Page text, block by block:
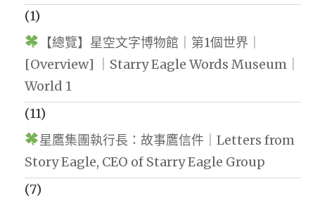
(1)
【總覽】星空文字博物館｜第1個世界｜
[Overview] ｜Starry Eagle Words Museum｜
World 1
(11)
星鷹集團執行長：故事鷹信件｜Letters from
Story Eagle, CEO of Starry Eagle Group
(7)